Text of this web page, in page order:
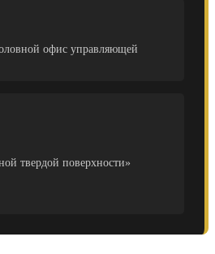
офис управляющей
твердой поверхности»